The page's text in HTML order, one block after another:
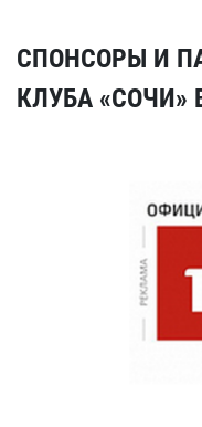
СПОНСОРЫ И
КЛУБА «СОЧИ»